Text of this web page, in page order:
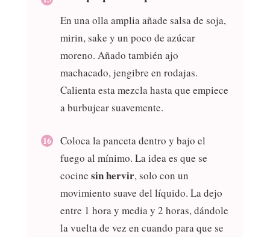
En una olla amplia añade salsa de soja,
mirin, sake y un poco de azúcar
moreno. Añado también ajo
machacado, jengibre en rodajas.
Calienta esta mezcla hasta que empiece
a burbujear suavemente.
Coloca la panceta dentro y bajo el
fuego al mínimo. La idea es que se
cocine sin hervir, solo con un
movimiento suave del líquido. La dejo
entre 1 hora y media y 2 horas, dándole
la vuelta de vez en cuando para que se